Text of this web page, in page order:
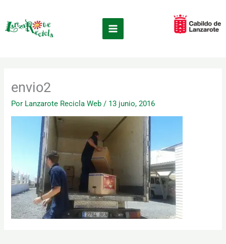
contenido
envio2
Por Lanzarote Recicla Web / 13 junio, 2016